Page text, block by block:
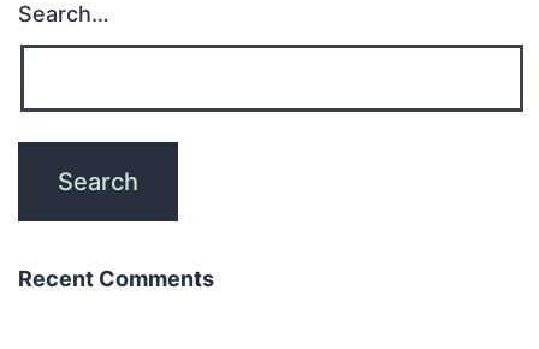
Search…
Recent Comments